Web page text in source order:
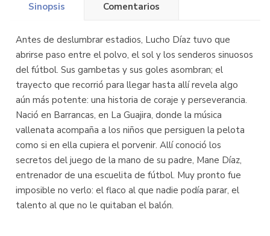
Sinopsis Comentarios
Antes de deslumbrar estadios, Lucho Díaz tuvo que
abrirse paso entre el polvo, el sol y los senderos sinuosos
del fútbol. Sus gambetas y sus goles asombran; el
trayecto que recorrió para llegar hasta allí revela algo
aún más potente: una historia de coraje y perseverancia.
Nació en Barrancas, en La Guajira, donde la música
vallenata acompaña a los niños que persiguen la pelota
como si en ella cupiera el porvenir. Allí conoció los
secretos del juego de la mano de su padre, Mane Díaz,
entrenador de una escuelita de fútbol. Muy pronto fue
imposible no verlo: el flaco al que nadie podía parar, el
talento al que no le quitaban el balón.